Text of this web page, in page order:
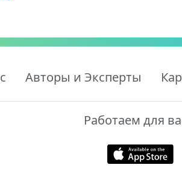
Авторы и Эксперты
Работаем для